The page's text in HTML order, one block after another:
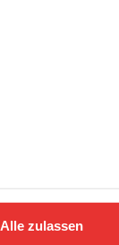
Alle zulassen
Project
light grey -